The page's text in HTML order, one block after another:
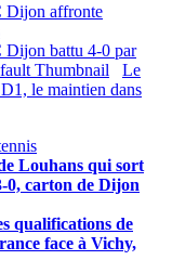
Dijon affronte
Dijon battu 4-0 par
Le
le maintien dans
Louhans qui sort
0, carton de Dijon
qualifications de
face à Vichy,